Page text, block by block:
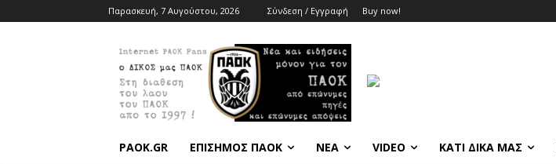
Παρασκευή, 7 Αυγούστου, 2026 Σύνδεση / Εγγραφή Buy now!
PAOK.GR ΕΠΙΣΗΜΟΣ ΠΑΟΚ ΝΕΑ VIDEO ΚΑΤΙ ΔΙΚΑ ΜΑΣ